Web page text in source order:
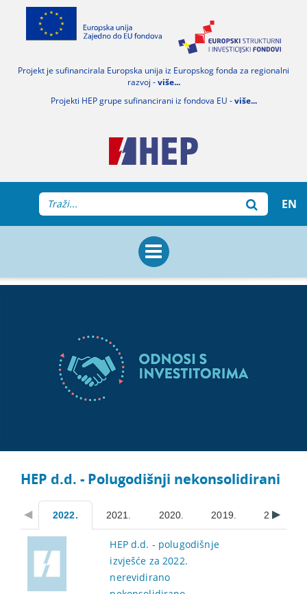
Projekt je sufinancirala Europska unija iz Europskog fonda za regionalni
razvoj -više...
Projekti HEP grupe sufinancirani iz fondova EU -više...
EN
HEP d.d. - Polugodišnji nekonsolidirani
2022. 2021. 2020. 2019. 2018.
HEP d.d. - polugodišnje
izvješće za 2022.
nerevidirano